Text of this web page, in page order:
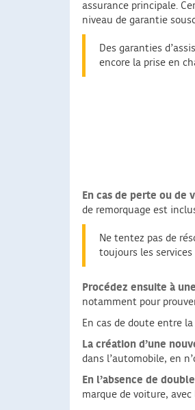
assurance principale.
niveau de garantie
Des garanties
encore la prise en
En cas de perte ou
de remorquage est
Ne tentez pas de
toujours les
Procédez ensuite à
notamment pour
En cas de doute entre
La création d’une
dans l’automobile, en
En l’absence de
marque de voiture,